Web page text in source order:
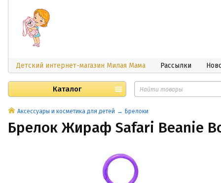
Детский интернет-магазин Милая Мама Рассылки
Каталог
Аксессуары и косметика для детей Брелоки
Брелок Жираф Safari Beanie